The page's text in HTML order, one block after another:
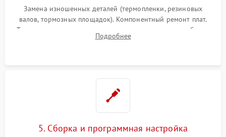
Замена изношенных деталей (термопленки, резиновых
валов, тормозных площадок). Компонентный ремонт плат.
Тщательная очистка тракта печати, контактов и линз блока
лазера (LSU) от просыпанного тонера и пыли.
Подробнее
5. Сборка и программная настройка